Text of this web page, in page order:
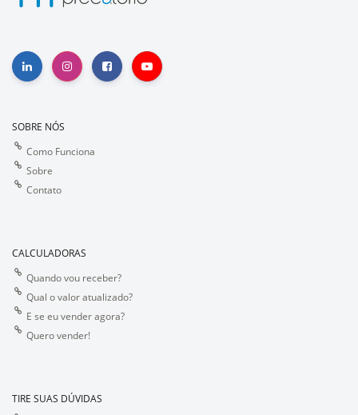
SOBRE NÓS
Como Funciona
Sobre
Contato
CALCULADORAS
Quando vou receber?
Qual o valor atualizado?
E se eu vender agora?
Quero vender!
TIRE SUAS DÚVIDAS